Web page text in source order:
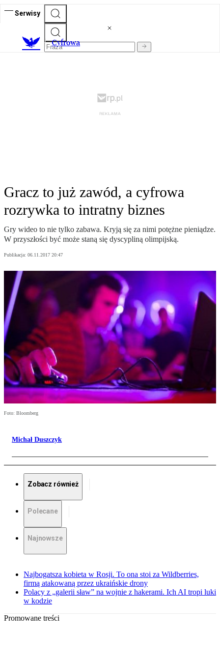
Serwisy
Cyfrowa
Gracz to już zawód, a cyfrowa
rozrywka to intratny biznes
Gry wideo to nie tylko zabawa. Kryją się za nimi potężne pieniądze.
W przyszłości być może staną się dyscypliną olimpijską.
Publikacja: 06.11.2017 20:47
Foto: Bloomberg
Michał Duszczyk
Zobacz również
Polecane
Najnowsze
Najbogatsza kobieta w Rosji. To ona stoi za Wildberries,
firmą atakowaną przez ukraińskie drony
Polacy z „galerii sław” na wojnie z hakerami. Ich AI tropi luki
w kodzie
Promowane treści